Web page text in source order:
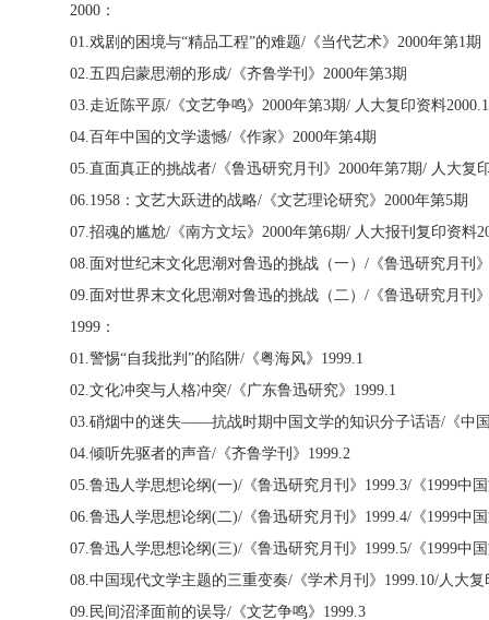
2000 ：
01. 戏剧的困境与“精品工程”的难题/ 《当代艺术》 2000年第1 期
02. 五四启蒙思潮的形成/ 《齐鲁学刊》 2000年第3期
03. 走近陈平原/ 《文艺争鸣》 2000年第3期/ 人大复印资料
04. 百年中国的文学遗憾/ 《作家》 2000年第4期
05. 直面真正的挑战者/ 《鲁迅研究月刊》 2000年第7期/ 人大复
06.1958 ：文艺大跃进的战略/ 《文艺理论研究》 2000年第5期
07. 招魂的尴尬/ 《南方文坛》 2000年第6期/ 人大报刊复印资料
08. 面对世纪末文化思潮对鲁迅的挑战（一） / 《鲁迅研究月刊
09. 面对世界末文化思潮对鲁迅的挑战（二） / 《鲁迅研究月刊
1999 ：
01. 警惕“自我批判”的陷阱/ 《粤海风》 1999.1
02. 文化冲突与人格冲突/ 《广东鲁迅研究》 1999.1
03. 硝烟中的迷失——抗战时期中国文学的知识分子话语/ 《中
04. 倾听先驱者的声音/ 《齐鲁学刊》 1999.2
05. 鲁迅人学思想论纲(一)/ 《鲁迅研究月刊》 1999.3/ 《1999中
06. 鲁迅人学思想论纲(二)/ 《鲁迅研究月刊》 1999.4/ 《1999中
07. 鲁迅人学思想论纲(三)/ 《鲁迅研究月刊》 1999.5/ 《1999中
08. 中国现代文学主题的三重变奏/ 《学术月刊》 1999.10/ 人大
09. 民间沼泽面前的误导/ 《文艺争鸣》 1999.3